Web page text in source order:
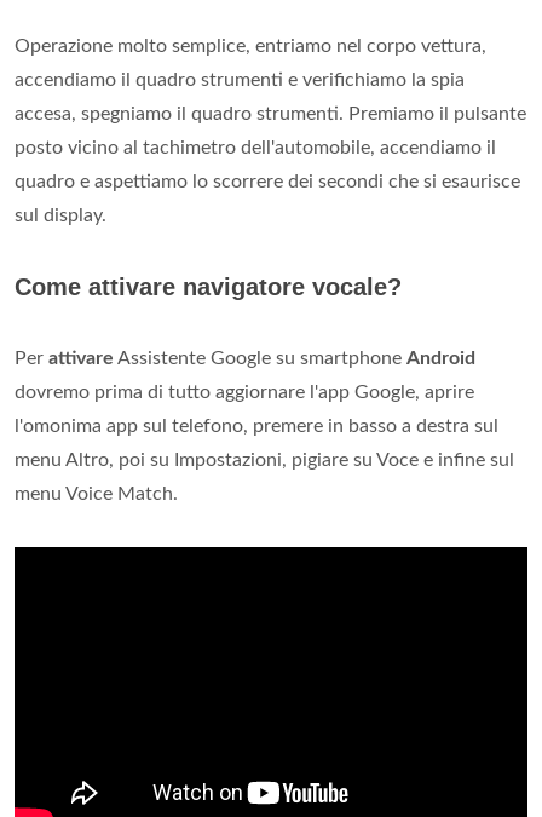
Operazione molto semplice, entriamo nel corpo vettura,
accendiamo il quadro strumenti e verifichiamo la spia
accesa, spegniamo il quadro strumenti. Premiamo il pulsante
posto vicino al tachimetro dell'automobile, accendiamo il
quadro e aspettiamo lo scorrere dei secondi che si esaurisce
sul display.
Come attivare navigatore vocale?
Per attivare Assistente Google su smartphone Android
dovremo prima di tutto aggiornare l'app Google, aprire
l'omonima app sul telefono, premere in basso a destra sul
menu Altro, poi su Impostazioni, pigiare su Voce e infine sul
menu Voice Match.